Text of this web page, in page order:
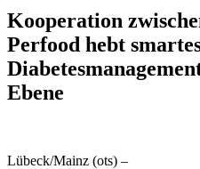
Kooperation
Perfood hebt
Ebene
Lübeck/Mainz (ots) –